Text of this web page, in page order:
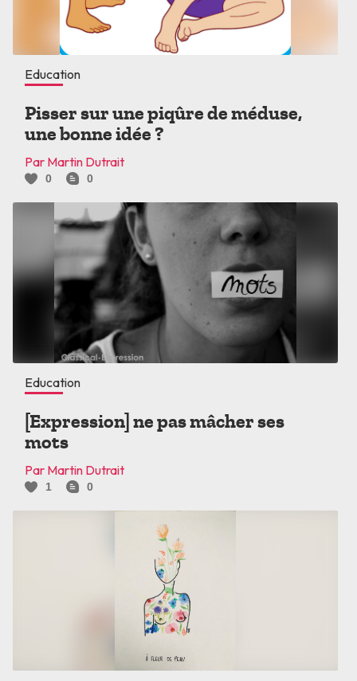
Education
Pisser sur une piqûre de méduse,
une bonne idée ?
Par Martin Dutrait
0 0
Education
[Expression] ne pas mâcher ses
mots
Par Martin Dutrait
1 0